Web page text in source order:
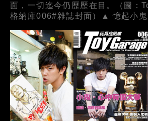
面，一切迄今仍歷歷在目。（圖：
格納庫006#雜誌封面）▲ 憶起小